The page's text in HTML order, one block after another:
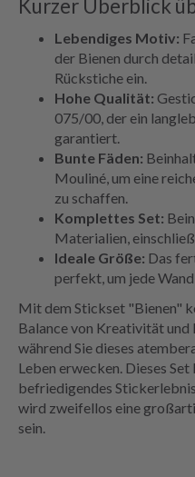
Kurzer Überblick
Lebendiges Motiv:
der Bienen durch
Rückstiche ein.
Hohe Qualität:
075/00, der ein
garantiert.
Bunte Fäden:
Mouliné, um eine
zu schaffen.
Komplettes Set:
Materialien,
Ideale Größe: Das
perfekt, um jede
Mit dem Stickset "Bienen"
Balance von Kreativität und
während Sie dieses
Leben erwecken. Dieses
befriedigendes
wird zweifellos eine
sein.